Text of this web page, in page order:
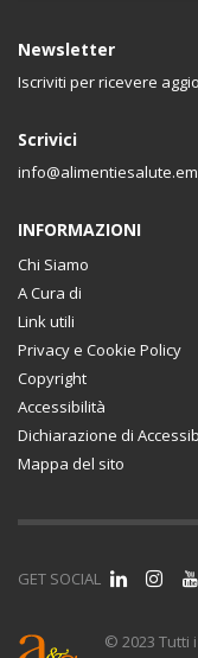
Newsletter
Iscriviti per ricevere
Scrivici
INFORMAZIONI
Chi Siamo
A Cura di
Link utili
Privacy e Cookie Policy
Copyright
Accessibilità
Dichiarazione di
Mappa del sito
GET SOCIAL
© 2023 Tutti